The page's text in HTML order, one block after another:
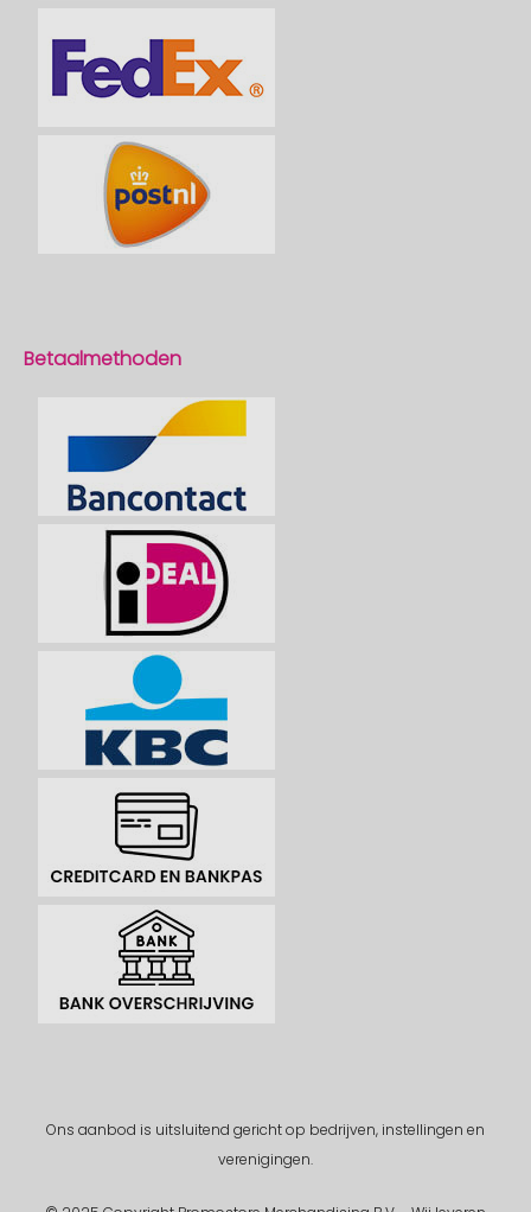
Betaalmethoden
Ons aanbod is uitsluitend gericht op bedrijven, instellingen en
verenigingen.